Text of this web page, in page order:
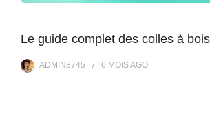
Le guide complet des colles à
ADMIN8745 6 MOISAGO